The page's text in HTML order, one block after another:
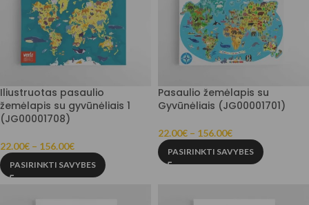
Iliustruotas pasaulio
žemėlapis su gyvūnėliais 1
(JG00001708)
22.00€ – 156.00€
PASIRINKTI SAVYBES
Pasaulio žemėlapis su
Gyvūnėliais (JG00001701)
22.00€ – 156.00€
PASIRINKTI SAVYBES